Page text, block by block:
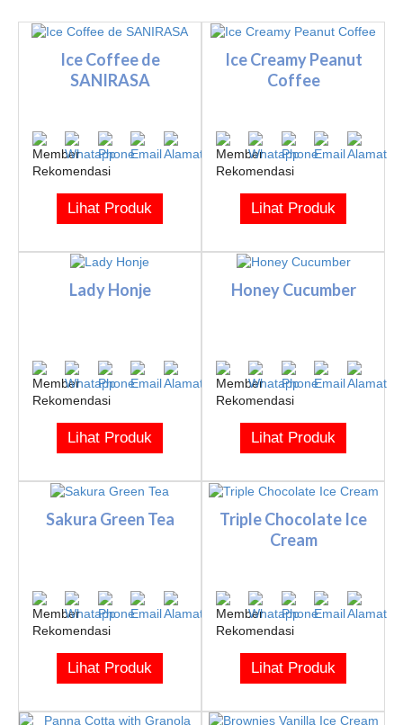
Ice Coffee de
SANIRASA
Lihat Produk
Ice Creamy Peanut
Coffee
Lihat Produk
Lady Honje
Lihat Produk
Honey Cucumber
Lihat Produk
Sakura Green Tea
Lihat Produk
Triple Chocolate Ice
Cream
Lihat Produk